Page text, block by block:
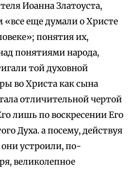
Иоанна Златоуста,
еще думали о Христе
понятия их,
понятиями народа,
той духовной
во Христа как сына
отличительной чертой
лишь по воскресении Его
Духа. а посему, действуя
устроили, по-
великолепное